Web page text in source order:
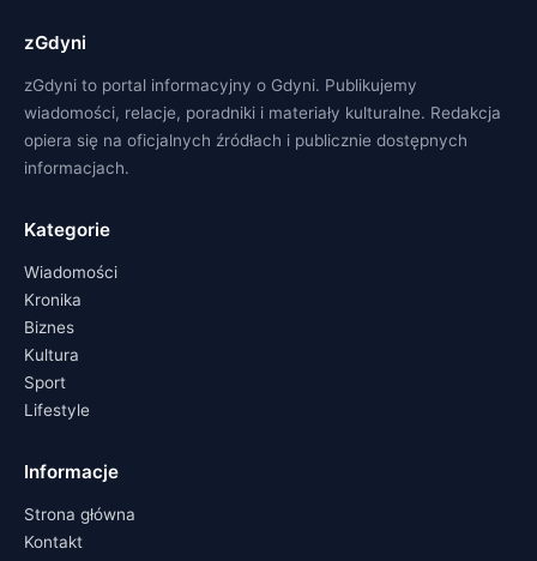
zGdyni
zGdyni to portal informacyjny o Gdyni. Publikujemy
wiadomości, relacje, poradniki i materiały kulturalne. Redakcja
opiera się na oficjalnych źródłach i publicznie dostępnych
informacjach.
Kategorie
Wiadomości
Kronika
Biznes
Kultura
Sport
Lifestyle
Informacje
Strona główna
Kontakt